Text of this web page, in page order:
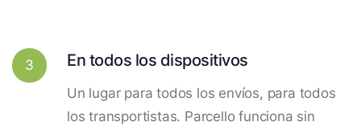
3 En todos los dispositivos
Un lugar para todos los envíos, para todos
los transportistas. Parcello funciona sin